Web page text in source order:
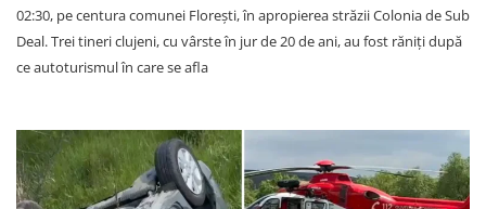
02:30, pe centura comunei Florești, în apropierea străzii Colonia de Sub
Deal. Trei tineri clujeni, cu vârste în jur de 20 de ani, au fost răniți după
ce autoturismul în care se afla